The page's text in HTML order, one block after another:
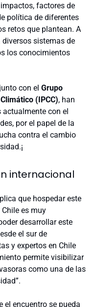
factores de
política de diferentes
retos que plantean. A
sistemas de
los conocimientos
con el Grupo
(IPCC), han
con el
por el papel de la
contra el cambio
internacional
que hospedar este
es muy
desarrollar este
el sur de
y expertos en Chile
permite visibilizar
como una de las
el encuentro se pueda